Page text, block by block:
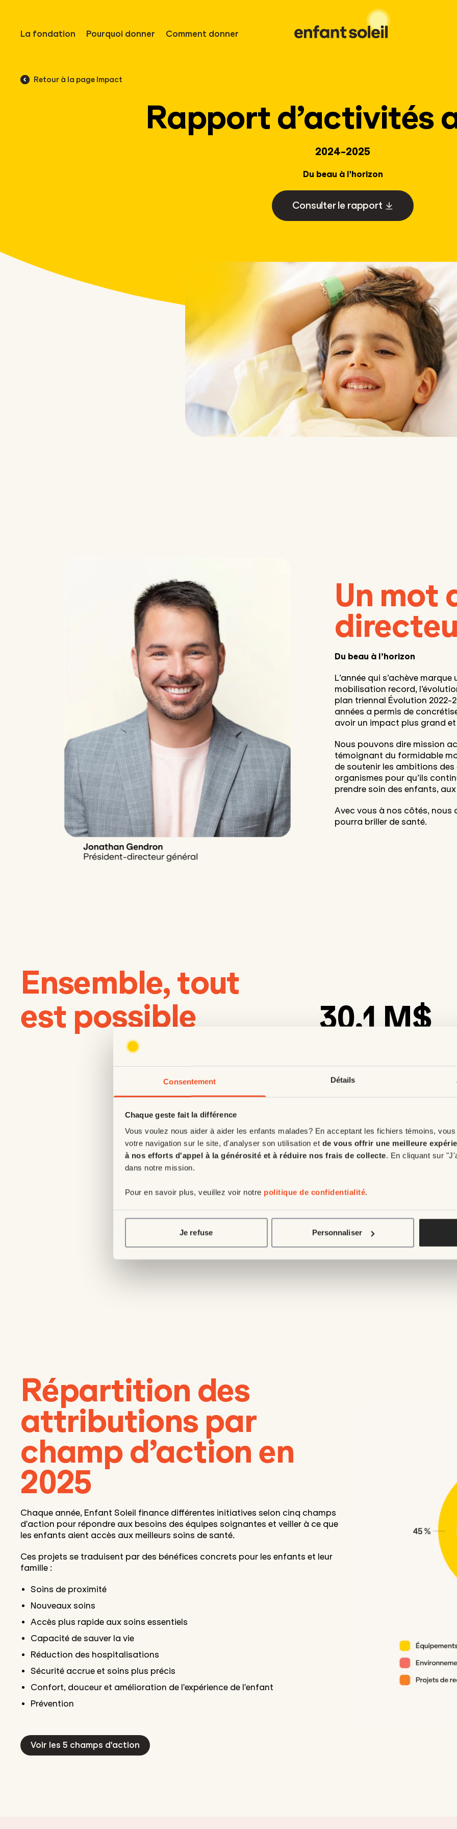
Consentement Détails
Chaque geste fait la différence
Vous voulez nous aider à aider les enfants malades? En acceptant les fichiers témoins,
votre navigation sur le site, d'analyser son utilisation et de vous offrir une meilleure
à nos efforts d'appel à la générosité et à réduire nos frais de collecte. En cliquant sur
dans notre mission.
Pour en savoir plus, veuillez voir notre politique de confidentialité.
Je refuse Personnaliser
La fondation Pourquoi donner Comment donner
Retour à la page Impact
Rapport d’activités
2024-2025
Du beau à l'horizon
Consulter le rapport
Un mot
Du beau à l’horizon
L’année qui s’achève
mobilisation record,
plan triennal Évolution 2022-
années a permis de
avoir un impact plus grand
Nous pouvons dire mission
témoignant du formidable
de soutenir les ambitions
organismes pour qu’ils
prendre soin des enfants,
Avec vous à nos côtés,
pourra briller de santé.
Ensemble, tout
est possible
30,1 M$
135
Répartition des
attributions par
champ d’action en
2025
Chaque année, Enfant Soleil finance différentes initiatives selon cinq champs
d'action pour répondre aux besoins des équipes soignantes et veiller à ce que
les enfants aient accès aux meilleurs soins de santé.
Ces projets se traduisent par des bénéfices concrets pour les enfants et leur
famille :
Soins de proximité
Nouveaux soins
Accès plus rapide aux soins essentiels
Capacité de sauver la vie
Réduction des hospitalisations
Sécurité accrue et soins plus précis
Confort, douceur et amélioration de l'expérience de l'enfant
Prévention
Voir les 5 champs d'action